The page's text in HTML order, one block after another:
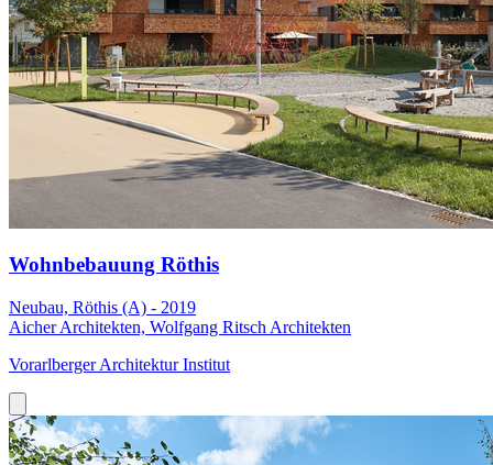
Wohnbebauung Röthis
Neubau, Röthis (A) - 2019
Aicher Architekten, Wolfgang Ritsch Architekten
Vorarlberger Architektur Institut